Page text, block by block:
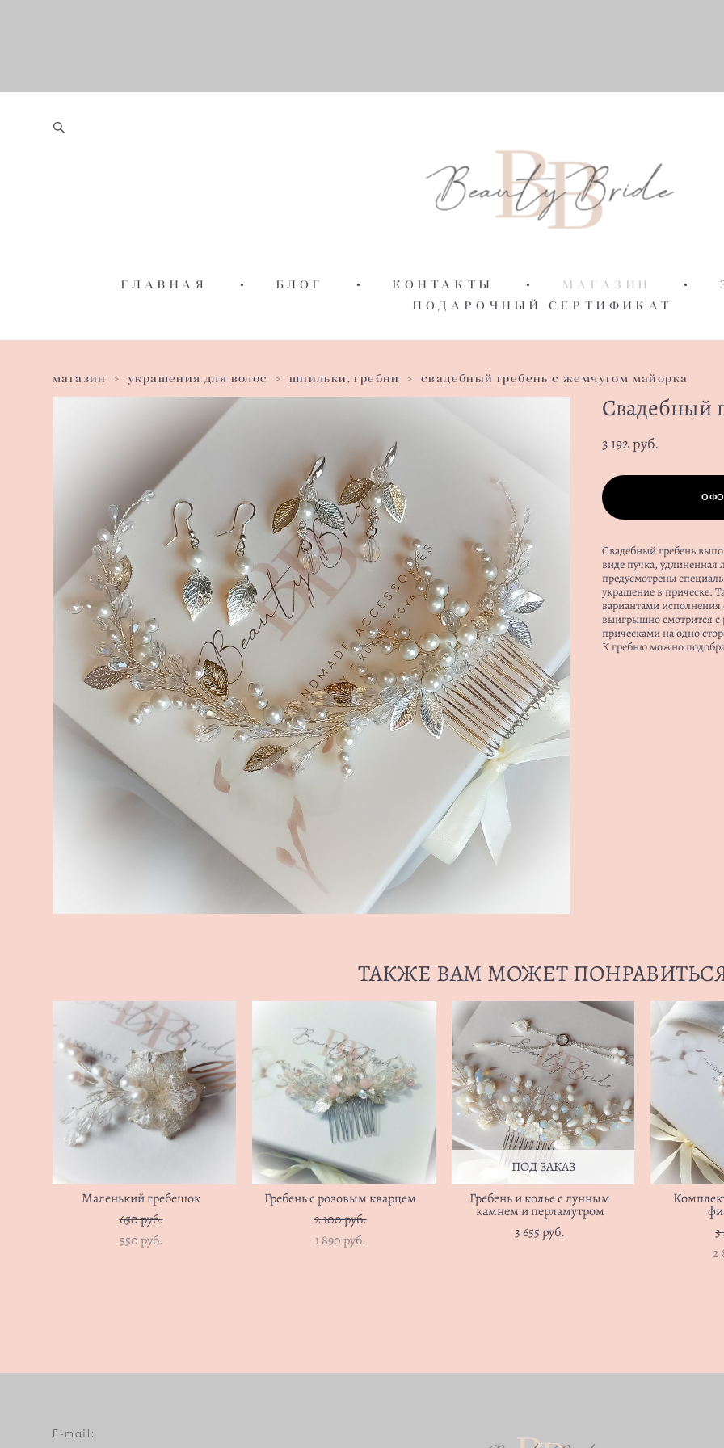
ГЛАВНАЯ • БЛОГ • КОНТАКТЫ • МАГАЗИН •
ПОДАРОЧНЫЙ СЕРТИФИКАТ
магазин > украшения для волос > шпильки, гребни > свадебный гребень с жемчугом майорка
Свадебный
3 192 pуб.
Свадебный гребень
виде пучка, удлиненная
предусмотрены
украшение в прическе.
вариантами исполнения
выигрышно смотрится с
прическами на одно
К гребню можно
ТАКЖЕ ВАМ МОЖЕТ
Маленький гребешок
650 pуб.
550 pуб.
Гребень с розовым кварцем
2 100 pуб.
1 890 pуб.
ПОД ЗАКАЗ
Гребень и колье с лунным
камнем и перламутром
3 655 pуб.
3
2
E-mail: